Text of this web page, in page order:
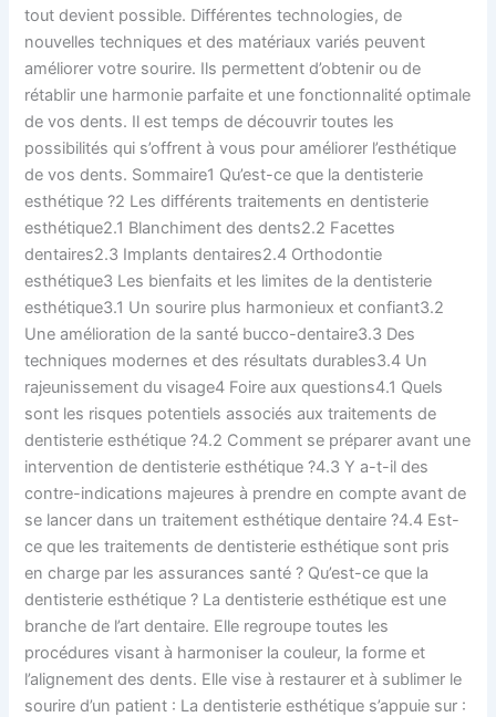
tout devient possible. Différentes technologies, de
nouvelles techniques et des matériaux variés peuvent
améliorer votre sourire. Ils permettent d’obtenir ou de
rétablir une harmonie parfaite et une fonctionnalité optimale
de vos dents. Il est temps de découvrir toutes les
possibilités qui s’offrent à vous pour améliorer l’esthétique
de vos dents. Sommaire1 Qu’est-ce que la dentisterie
esthétique ?2 Les différents traitements en dentisterie
esthétique2.1 Blanchiment des dents2.2 Facettes
dentaires2.3 Implants dentaires2.4 Orthodontie
esthétique3 Les bienfaits et les limites de la dentisterie
esthétique3.1 Un sourire plus harmonieux et confiant3.2
Une amélioration de la santé bucco-dentaire3.3 Des
techniques modernes et des résultats durables3.4 Un
rajeunissement du visage4 Foire aux questions4.1 Quels
sont les risques potentiels associés aux traitements de
dentisterie esthétique ?4.2 Comment se préparer avant une
intervention de dentisterie esthétique ?4.3 Y a-t-il des
contre-indications majeures à prendre en compte avant de
se lancer dans un traitement esthétique dentaire ?4.4 Est-
ce que les traitements de dentisterie esthétique sont pris
en charge par les assurances santé ? Qu’est-ce que la
dentisterie esthétique ? La dentisterie esthétique est une
branche de l’art dentaire. Elle regroupe toutes les
procédures visant à harmoniser la couleur, la forme et
l’alignement des dents. Elle vise à restaurer et à sublimer le
sourire d’un patient : La dentisterie esthétique s’appuie sur :